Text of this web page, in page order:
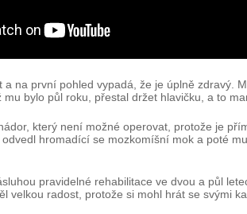
a na první pohled vypadá, že je úplně zdravý.
mu bylo půl roku, přestal držet hlavičku, a to
který není možné operovat, protože je
hromadící se mozkomíšní mok a poté
pravidelné rehabilitace ve dvou a půl
velkou radost, protože si mohl hrát se svými